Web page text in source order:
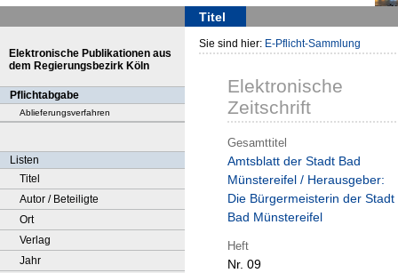
Titel
Elektronische Publikationen aus
dem Regierungsbezirk Köln
Pflichtabgabe
Ablieferungsverfahren
Listen
Titel
Autor / Beteiligte
Ort
Verlag
Jahr
Sie sind hier: E-Pflicht-Sammlung
Elektronische
Zeitschrift
Gesamttitel
Amtsblatt der Stadt Bad
Münstereifel / Herausgeber:
Die Bürgermeisterin der Stadt
Bad Münstereifel
Heft
Nr. 09